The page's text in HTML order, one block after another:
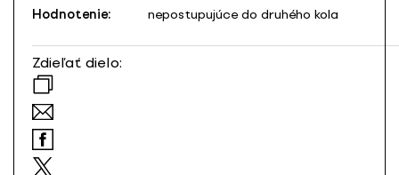
Hodnotenie:
nepostupujúce do druhého kola
Zdieľať dielo: